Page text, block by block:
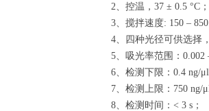
2、控温，37 ± 0.5 °C；
3、搅拌速度: 150 –
4、四种光径可供选择
5、吸光率范围：0.002
6、检测下限：0.4 ng/
7、检测上限：750 ng/
8、检测时间：< 3 s；